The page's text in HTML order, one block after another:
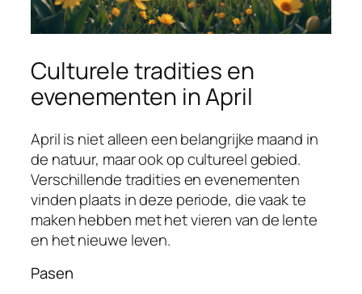
Culturele tradities en
evenementen in April
April is niet alleen een belangrijke maand in
de natuur, maar ook op cultureel gebied.
Verschillende tradities en evenementen
vinden plaats in deze periode, die vaak te
maken hebben met het vieren van de lente
en het nieuwe leven.
Pasen